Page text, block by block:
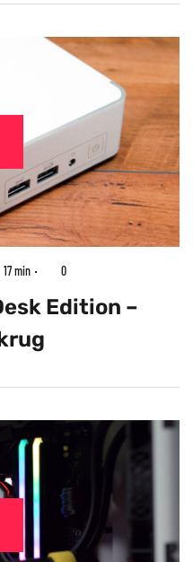
17 min 0
Edition –